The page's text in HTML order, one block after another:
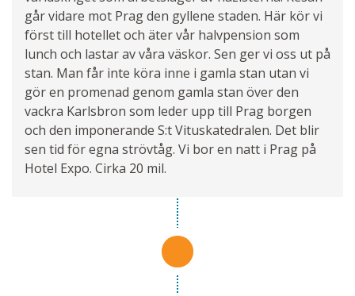
går vidare mot Prag den gyllene staden. Här kör vi
först till hotellet och äter vår halvpension som
lunch och lastar av våra väskor. Sen ger vi oss ut på
stan. Man får inte köra inne i gamla stan utan vi
gör en promenad genom gamla stan över den
vackra Karlsbron som leder upp till Prag borgen
och den imponerande S:t Vituskatedralen. Det blir
sen tid för egna strövtåg. Vi bor en natt i Prag på
Hotel Expo. Cirka 20 mil.